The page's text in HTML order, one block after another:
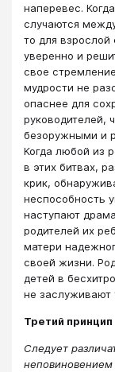
наперевес.
случаются
то для
уверенно и
свое
мудрости не
опаснее для
руководителей,
безоружными и
Когда любой из
в этих битвах,
крик,
неспособность
наступают
родителей их
матери
своей жизни.
детей в
не заслуживают
Третий принцип
Следует
неповиновением